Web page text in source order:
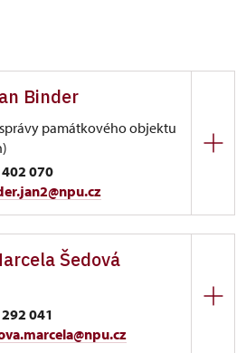
Binder
památkového objektu
070
13/, Buchlovice
Šedová
041